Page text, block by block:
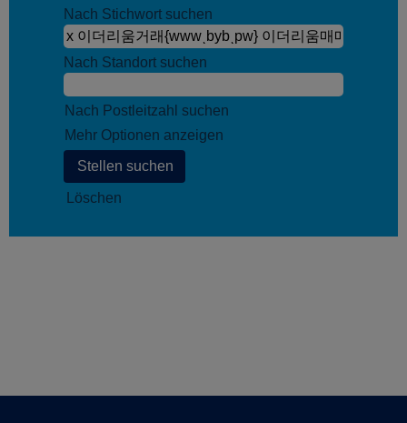
Nach Stichwort suchen
Nach Standort suchen
Nach Postleitzahl suchen
Mehr Optionen anzeigen
Löschen